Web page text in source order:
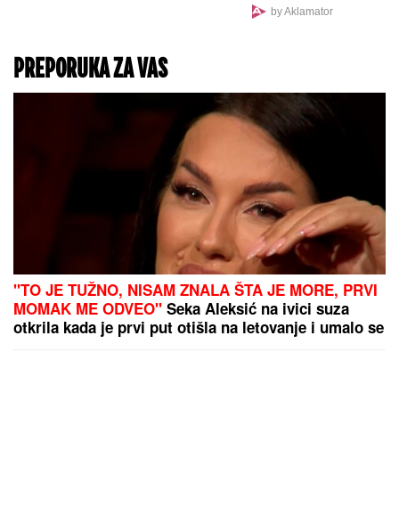
by Aklamator
PREPORUKA ZA VAS
"TO JE TUŽNO, NISAM ZNALA ŠTA JE MORE, PRVI
MOMAK ME ODVEO" Seka Aleksić na ivici suza
otkrila kada je prvi put otišla na letovanje i umalo se